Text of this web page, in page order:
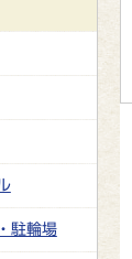
駐輪場